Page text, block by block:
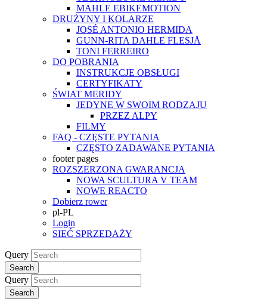
MAHLE EBIKEMOTION
DRUŻYNY I KOLARZE
JOSÉ ANTONIO HERMIDA
GUNN-RITA DAHLE FLESJÅ
TONI FERREIRO
DO POBRANIA
INSTRUKCJE OBSŁUGI
CERTYFIKATY
ŚWIAT MERIDY
JEDYNE W SWOIM RODZAJU
PRZEZ ALPY
FILMY
FAQ - CZĘSTE PYTANIA
CZĘSTO ZADAWANE PYTANIA
footer pages
ROZSZERZONA GWARANCJA
NOWA SCULTURA V TEAM
NOWE REACTO
Dobierz rower
pl-PL
Login
SIEĆ SPRZEDAŻY
Query
Search
Query
Search